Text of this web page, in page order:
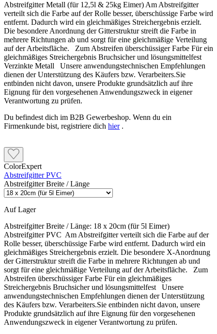
Abstreifgitter Metall (für 12,5l & 25kg Eimer) Am Abstreifgitter
verteilt sich die Farbe auf der Rolle besser, überschüssige Farbe wird
entfernt. Dadurch wird ein gleichmäßiges Streichergebnis erzielt.
Die besondere Anordnung der Gitterstruktur streift die Farbe in
mehrere Richtungen ab und sorgt für eine gleichmäßige Verteilung
auf der Arbeitsfläche. Zum Abstreifen überschüssiger Farbe Für ein
gleichmäßiges Streichergebnis Bruchsicher und lösungsmittelfest
Verzinkte Metall Unsere anwendungstechnischen Empfehlungen
dienen der Unterstützung des Käufers bzw. Verarbeiters.Sie
entbinden nicht davon, unsere Produkte grundsätzlich auf ihre
Eignung für den vorgesehenen Anwendungszweck in eigener
Verantwortung zu prüfen.
Du befindest dich im B2B Gewerbeshop. Wenn du ein
Firmenkunde bist, registriere dich hier.
ColorExpert
Abstreifgitter PVC
Abstreifgitter Breite / Länge
Auf Lager
Abstreifgitter Breite / Länge: 18 x 20cm (für 5l Eimer)
Abstreifgitter PVC Am Abstreifgitter verteilt sich die Farbe auf der
Rolle besser, überschüssige Farbe wird entfernt. Dadurch wird ein
gleichmäßiges Streichergebnis erzielt. Die besondere X-Anordnung
der Gitterstruktur streift die Farbe in mehrere Richtungen ab und
sorgt für eine gleichmäßige Verteilung auf der Arbeitsfläche. Zum
Abstreifen überschüssiger Farbe Für ein gleichmäßiges
Streichergebnis Bruchsicher und lösungsmittelfest Unsere
anwendungstechnischen Empfehlungen dienen der Unterstützung
des Käufers bzw. Verarbeiters.Sie entbinden nicht davon, unsere
Produkte grundsätzlich auf ihre Eignung für den vorgesehenen
Anwendungszweck in eigener Verantwortung zu prüfen.